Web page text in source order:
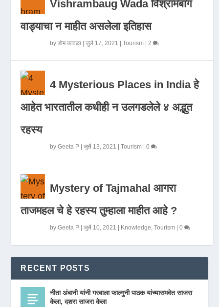
Vishrambaug Wada विश्रामबाग
वाड्याचा न माहीत असलेला इतिहास
byडोम कावळा |जुलै 17, 2021 |Tourism |2
4 Mysterious Places in India हे
आहेत भारतातील कधीही न उलगडलेले ४ अद्भुत
रहस्य
byGeeta P |जुलै 13, 2021 |Tourism |0
Mystery of Tajmahal आगरा
ताजमहल चे हे रहस्य तुम्हाला माहीत आहे ?
byGeeta P |जुलै 10, 2021 Knowledge,Tourism |0
RECENT POSTS
नीता अंबानी यांनी गरबाला फाल्गुनी पाठक यांच्यासमवेत साजरा
केला, दशरा साजरा केला